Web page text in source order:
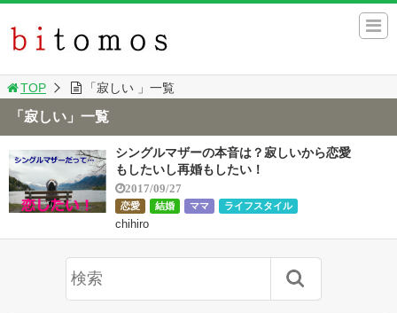
TOP 「寂しい 」一覧
「寂しい」一覧
シングルマザーの本音は？寂しいから恋愛
もしたいし再婚もしたい！
2017/09/27
恋愛 結婚 ママ ライフスタイル
chihiro